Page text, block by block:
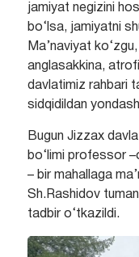
jamiyat negizini
bo‘lsa, jamiyatni
Ma’naviyat
anglasakkina,
davlatimiz rahbari
sidqidildan
Bugun Jizzax
bo‘limi professor
– bir mahallaga
Sh.Rashidov
tadbir o‘tkazildi.